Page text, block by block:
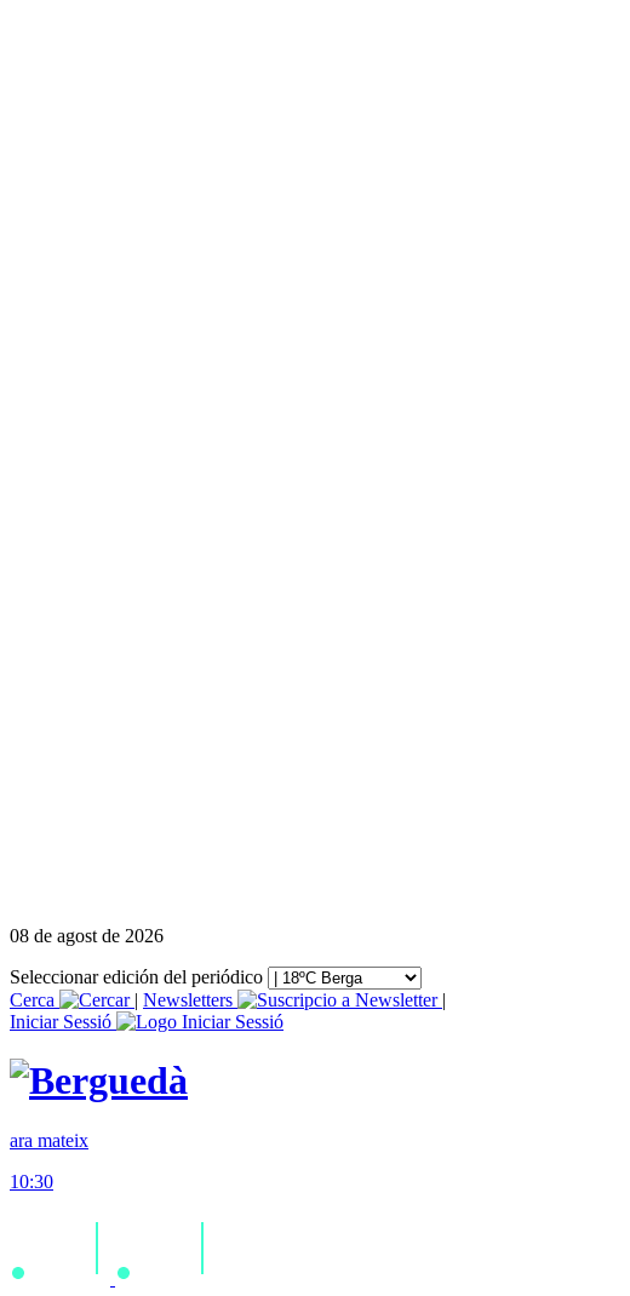
08 de agost de 2026
Seleccionar edición del periódico
Cerca
| Newsletters
|
Iniciar Sessió
ara mateix
10:30